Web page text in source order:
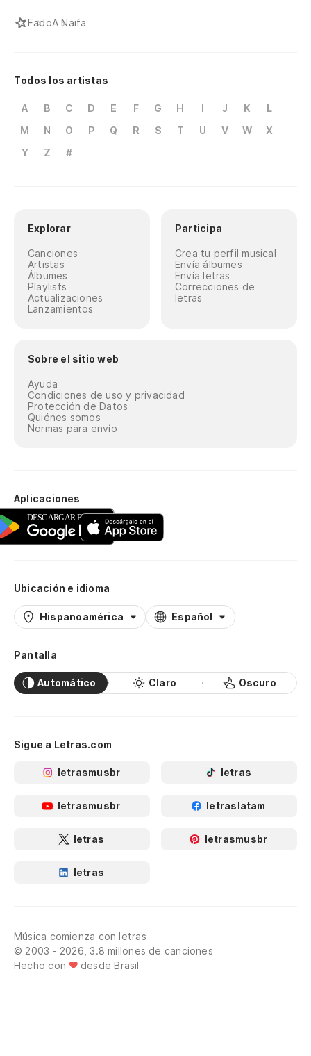
FadoA Naifa
Todos los artistas
A B C D E F G H I J K
L
M
N O P Q R S T U V W
X
Y
Z #
Explorar
Canciones
Artistas
Álbumes
Playlists
Actualizaciones
Lanzamientos
Participa
Crea tu perfil musical
Envía álbumes
Envía letras
Correcciones de
letras
Sobre el sitio web
Ayuda
Condiciones de uso y privacidad
Protección de Datos
Quiénes somos
Normas para envío
Aplicaciones
Ubicación e idioma
Hispanoamérica Español
Pantalla
Automático Claro Oscuro
Sigue a Letras.com
letrasmusbr letras
letrasmusbr letraslatam
letras letrasmusbr
letras
Música comienza con letras
© 2003 - 2026, 3.8 millones de canciones
Hecho con
desde Brasil